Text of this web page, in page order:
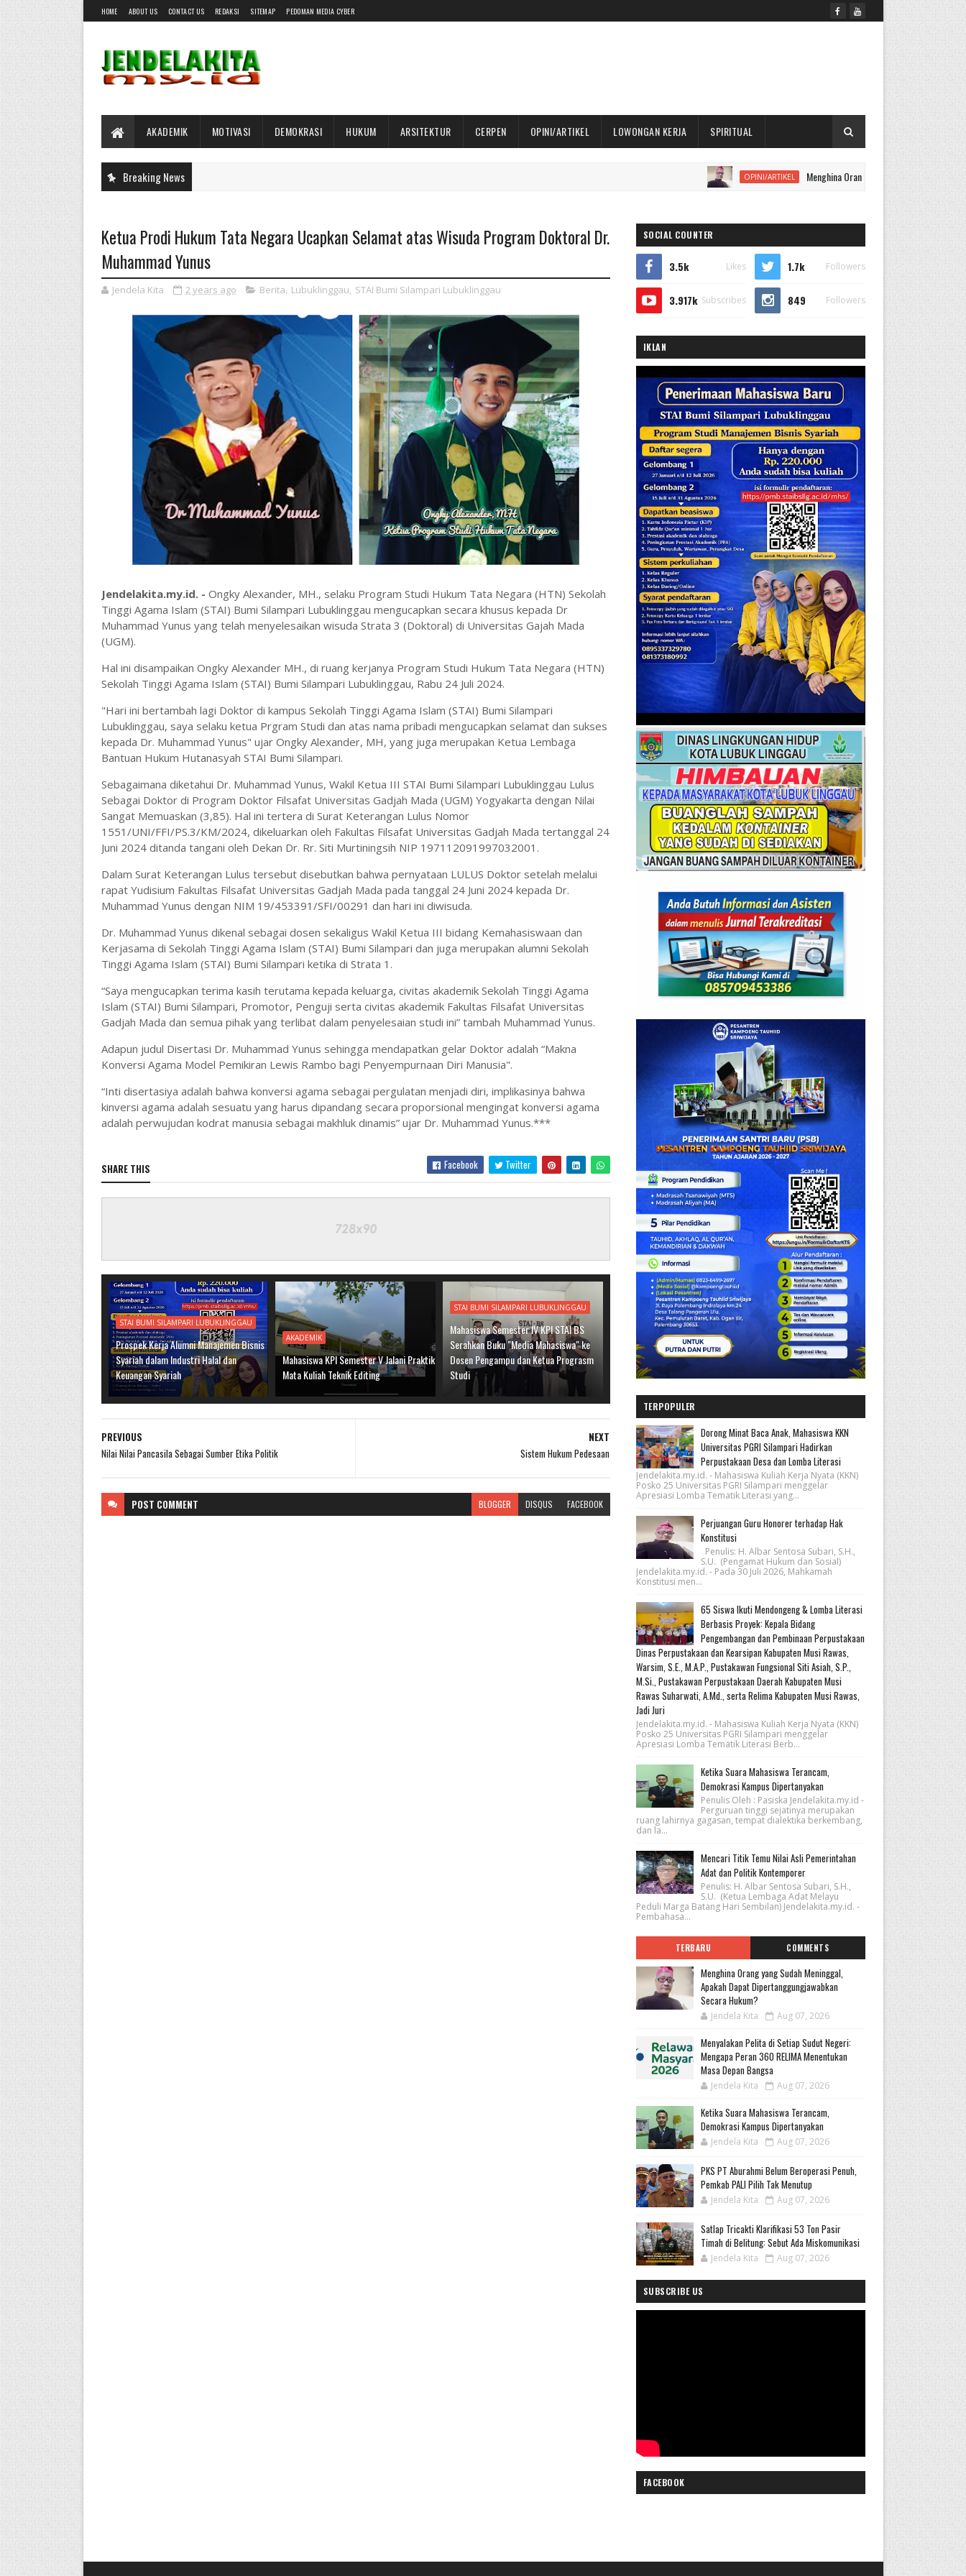
HOME ABOUT US CONTACT US REDAKSI SITEMAP PEDOMAN MEDIA CYBER
AKADEMIK MOTIVASI DEMOKRASI HUKUM ARSITEKTUR CERPEN OPINI/ARTIKEL LOWONGAN KERJA SPIRITUAL
Breaking News OPINI/ARTIKEL Menghina Orang yang Sudah Meninggal, Apakah
Ketua Prodi Hukum Tata Negara Ucapkan Selamat atas Wisuda Program Doktoral Dr.
Muhammad Yunus
Jendela Kita 2 years ago Berita, Lubuklinggau, STAI Bumi Silampari Lubuklinggau
Jendelakita.my.id. - Ongky Alexander, MH., selaku Program Studi Hukum Tata Negara (HTN) Sekolah
Tinggi Agama Islam (STAI) Bumi Silampari Lubuklinggau mengucapkan secara khusus kepada Dr
Muhammad Yunus yang telah menyelesaikan wisuda Strata 3 (Doktoral) di Universitas Gajah Mada
(UGM).
Hal ini disampaikan Ongky Alexander MH., di ruang kerjanya Program Studi Hukum Tata Negara (HTN)
Sekolah Tinggi Agama Islam (STAI) Bumi Silampari Lubuklinggau, Rabu 24 Juli 2024.
"Hari ini bertambah lagi Doktor di kampus Sekolah Tinggi Agama Islam (STAI) Bumi Silampari
Lubuklinggau, saya selaku ketua Prgram Studi dan atas nama pribadi mengucapkan selamat dan sukses
kepada Dr. Muhammad Yunus" ujar Ongky Alexander, MH, yang juga merupakan Ketua Lembaga
Bantuan Hukum Hutanasyah STAI Bumi Silampari.
Sebagaimana diketahui Dr. Muhammad Yunus, Wakil Ketua III STAI Bumi Silampari Lubuklinggau Lulus
Sebagai Doktor di Program Doktor Filsafat Universitas Gadjah Mada (UGM) Yogyakarta dengan Nilai
Sangat Memuaskan (3,85). Hal ini tertera di Surat Keterangan Lulus Nomor
1551/UNI/FFI/PS.3/KM/2024, dikeluarkan oleh Fakultas Filsafat Universitas Gadjah Mada tertanggal 24
Juni 2024 ditanda tangani oleh Dekan Dr. Rr. Siti Murtiningsih NIP 197112091997032001.
Dalam Surat Keterangan Lulus tersebut disebutkan bahwa pernyataan LULUS Doktor setelah melalui
rapat Yudisium Fakultas Filsafat Universitas Gadjah Mada pada tanggal 24 Juni 2024 kepada Dr.
Muhammad Yunus dengan NIM 19/453391/SFI/00291 dan hari ini diwisuda.
Dr. Muhammad Yunus dikenal sebagai dosen sekaligus Wakil Ketua III bidang Kemahasiswaan dan
Kerjasama di Sekolah Tinggi Agama Islam (STAI) Bumi Silampari dan juga merupakan alumni Sekolah
Tinggi Agama Islam (STAI) Bumi Silampari ketika di Strata 1.
“Saya mengucapkan terima kasih terutama kepada keluarga, civitas akademik Sekolah Tinggi Agama
Islam (STAI) Bumi Silampari, Promotor, Penguji serta civitas akademik Fakultas Filsafat Universitas
Gadjah Mada dan semua pihak yang terlibat dalam penyelesaian studi ini” tambah Muhammad Yunus.
Adapun judul Disertasi Dr. Muhammad Yunus sehingga mendapatkan gelar Doktor adalah “Makna
Konversi Agama Model Pemikiran Lewis Rambo bagi Penyempurnaan Diri Manusia".
“Inti disertasiya adalah bahwa konversi agama sebagai pergulatan menjadi diri, implikasinya bahwa
kinversi agama adalah sesuatu yang harus dipandang secara proporsional mengingat konversi agama
adalah perwujudan kodrat manusia sebagai makhluk dinamis” ujar Dr. Muhammad Yunus.***
SHARE THIS Facebook Twitter
STAI BUMI SILAMPARI LUBUKLINGGAU
Prospek Kerja Alumni Manajemen Bisnis
Syariah dalam Industri Halal dan
Keuangan Syariah
AKADEMIK
Mahasiswa KPI Semester V Jalani Praktik
Mata Kuliah Teknik Editing
STAI BUMI SILAMPARI LUBUKLINGGAU
Mahasiswa Semester IV KPI STAI BS
Serahkan Buku "Media Mahasiswa" ke
Dosen Pengampu dan Ketua Prograsm
Studi
NEXT
Sistem Hukum Pedesaan
PREVIOUS
Nilai Nilai Pancasila Sebagai Sumber Etika Politik
POST COMMENT BLOGGER DISQUS FACEBOOK
SOCIAL COUNTER
3.5k Likes 1.7k Followers
3.917k Subscribes 849 Followers
IKLAN
TERPOPULER
Dorong Minat Baca Anak, Mahasiswa KKN
Universitas PGRI Silampari Hadirkan
Perpustakaan Desa dan Lomba Literasi
Jendelakita.my.id. - Mahasiswa Kuliah Kerja Nyata (KKN)
Posko 25 Universitas PGRI Silampari menggelar
Apresiasi Lomba Tematik Literasi yang...
Perjuangan Guru Honorer terhadap Hak
Konstitusi
Penulis: H. Albar Sentosa Subari, S.H.,
S.U. (Pengamat Hukum dan Sosial)
Jendelakita.my.id. - Pada 30 Juli 2026, Mahkamah
Konstitusi men...
65 Siswa Ikuti Mendongeng & Lomba Literasi
Berbasis Proyek: Kepala Bidang
Pengembangan dan Pembinaan Perpustakaan
Dinas Perpustakaan dan Kearsipan Kabupaten Musi Rawas,
Warsim, S.E., M.A.P., Pustakawan Fungsional Siti Asiah, S.P.,
M.Si., Pustakawan Perpustakaan Daerah Kabupaten Musi
Rawas Suharwati, A.Md., serta Relima Kabupaten Musi Rawas,
Jadi Juri
Jendelakita.my.id. - Mahasiswa Kuliah Kerja Nyata (KKN)
Posko 25 Universitas PGRI Silampari menggelar
Apresiasi Lomba Tematik Literasi Berb...
Ketika Suara Mahasiswa Terancam,
Demokrasi Kampus Dipertanyakan
Penulis Oleh : Pasiska Jendelakita.my.id -
Perguruan tinggi sejatinya merupakan
ruang lahirnya gagasan, tempat dialektika berkembang,
dan la...
Mencari Titik Temu Nilai Asli Pemerintahan
Adat dan Politik Kontemporer
Penulis: H. Albar Sentosa Subari, S.H.,
S.U. (Ketua Lembaga Adat Melayu
Peduli Marga Batang Hari Sembilan) Jendelakita.my.id. -
Pembahasa...
TERBARU COMMENTS
Menghina Orang yang Sudah Meninggal,
Apakah Dapat Dipertanggungjawabkan
Secara Hukum?
Jendela Kita Aug 07, 2026
Menyalakan Pelita di Setiap Sudut Negeri:
Mengapa Peran 360 RELIMA Menentukan
Masa Depan Bangsa
Jendela Kita Aug 07, 2026
Ketika Suara Mahasiswa Terancam,
Demokrasi Kampus Dipertanyakan
Jendela Kita Aug 07, 2026
PKS PT Aburahmi Belum Beroperasi Penuh,
Pemkab PALI Pilih Tak Menutup
Jendela Kita Aug 07, 2026
Satlap Tricakti Klarifikasi 53 Ton Pasir
Timah di Belitung: Sebut Ada Miskomunikasi
Jendela Kita Aug 07, 2026
SUBSCRIBE US
FACEBOOK